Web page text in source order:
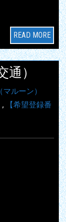
READ MORE
通）
ルーン）
,
【希望登録番